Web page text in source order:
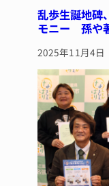
乱歩生誕地
モニー 孫や
2025年11月4日